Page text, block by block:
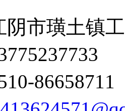
阴市璜土镇
86658711